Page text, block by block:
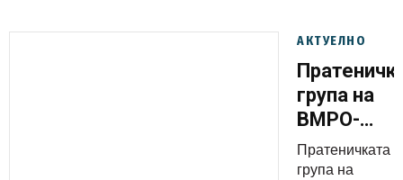
АКТУЕЛНО
група на
ВМРО-
ДПМНЕ и
Пратеничката
група на